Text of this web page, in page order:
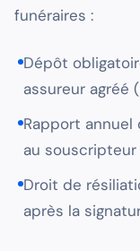
funéraires :
Dépôt
assureur
Rapport
au souscripteur
Droit de
après la